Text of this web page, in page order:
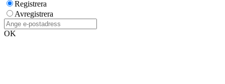
Registrera
Avregistrera
OK